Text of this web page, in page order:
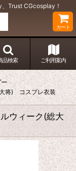
Trust CGcosplay！
カート
品検索 ご利用案内
将) コスプレ衣装
ウィーク(総大